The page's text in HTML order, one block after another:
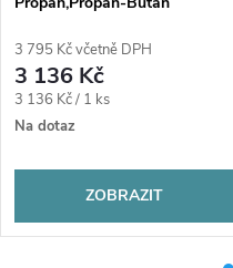
3 795 Kč včetně DPH
3 136 Kč
Měrná
cena:
3 136 Kč / 1 ks
Na dotaz
ZOBRAZIT